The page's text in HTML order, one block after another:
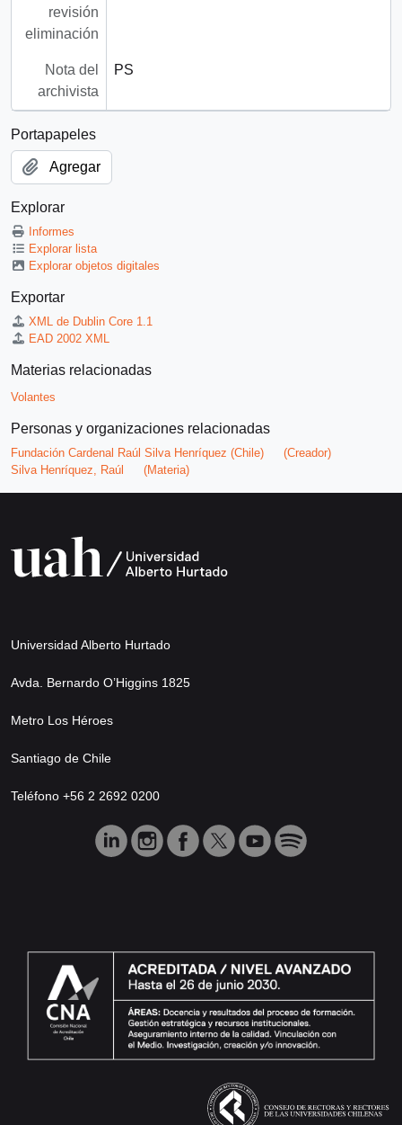
revisión
eliminación
Nota del
archivista
PS
Portapapeles
Agregar
Explorar
Informes
Explorar lista
Explorar objetos digitales
Exportar
XML de Dublin Core 1.1
EAD 2002 XML
Materias relacionadas
Volantes
Personas y organizaciones relacionadas
Fundación Cardenal Raúl Silva Henríquez (Chile)
(Creador)
Silva Henríquez, Raúl
(Materia)
Universidad Alberto Hurtado
Avda. Bernardo O’Higgins 1825
Metro Los Héroes
Santiago de Chile
Teléfono +56 2 2692 0200